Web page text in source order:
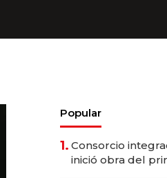
Popular
1. Consorcio
inició obra del